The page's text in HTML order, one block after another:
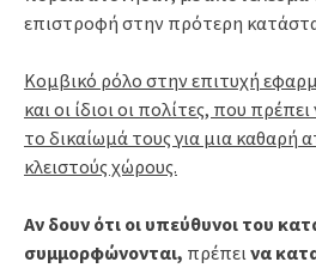
επιστροφή στην πρότερη
Κομβικό ρόλο στην επιτυχή
και οι ίδιοι οι πολίτες, που
το δικαίωμά τους για μια καθαρή
κλειστούς χώρους.
Αν δουν ότι οι υπεύθυνοι του
συμμορφώνονται, πρέπεινα